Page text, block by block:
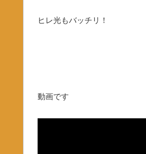
ヒレ光もバッチリ！
動画です